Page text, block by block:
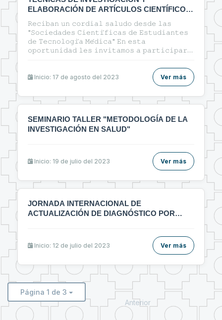
ELABORACIÓN DE ARTÍCULOS CIENTÍFICOS
EN EL ÁREA DE LA SALUD
𝚁𝚎𝚌𝚒𝚋𝚊𝚗 𝚞𝚗 𝚌𝚘𝚛𝚍𝚒𝚊𝚕 𝚜𝚊𝚕𝚞𝚍𝚘 𝚍𝚎𝚜𝚍𝚎 𝚕𝚊𝚜
"𝚂𝚘𝚌𝚒𝚎𝚍𝚊𝚍𝚎𝚜 𝙲𝚒𝚎𝚗𝚝𝚒́𝚏𝚒𝚌𝚊𝚜 𝚍𝚎 𝙴𝚜𝚝𝚞𝚍𝚒𝚊𝚗𝚝𝚎𝚜
𝚍𝚎 𝚃𝚎𝚌𝚗𝚘𝚕𝚘𝚐𝚒́𝚊 𝙼𝚎́𝚍𝚒𝚌𝚊" 𝙴𝚗 𝚎𝚜𝚝𝚊
𝚘𝚙𝚘𝚛𝚝𝚞𝚗𝚒𝚍𝚊𝚍 𝚕𝚎𝚜 𝚒𝚗𝚟𝚒𝚝𝚊𝚖𝚘𝚜 𝚊 𝚙𝚊𝚛𝚝𝚒𝚌𝚒𝚙𝚊𝚛
ᴇʟᴀʙᴏʀᴀᴄɪᴏ́ɴ ᴅᴇ ᴀʀᴛɪ́ᴄᴜʟᴏs ᴄɪᴇɴᴛɪ́ғɪᴄᴏs ᴇɴ ᴇʟ ᴀ́ʀᴇᴀ ᴅᴇ ʟᴀ
sᴀʟᴜᴅ"🔰
Inicio: 17 de agosto del 2023 Ver más
SEMINARIO TALLER "METODOLOGÍA DE LA
INVESTIGACIÓN EN SALUD"
Inicio: 19 de julio del 2023 Ver más
JORNADA INTERNACIONAL DE
ACTUALIZACIÓN DE DIAGNÓSTICO POR
Inicio: 12 de julio del 2023 Ver más
Página 1 de 3
Anterior